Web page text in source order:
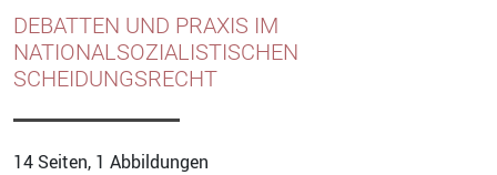
DEBATTEN UND PRAXIS IM
NATIONALSOZIALISTISCHEN
SCHEIDUNGSRECHT
14 Seiten, 1 Abbildungen